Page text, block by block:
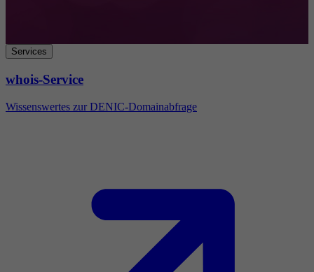
Services
whois-Service
Wissenswertes zur DENIC-Domainabfrage